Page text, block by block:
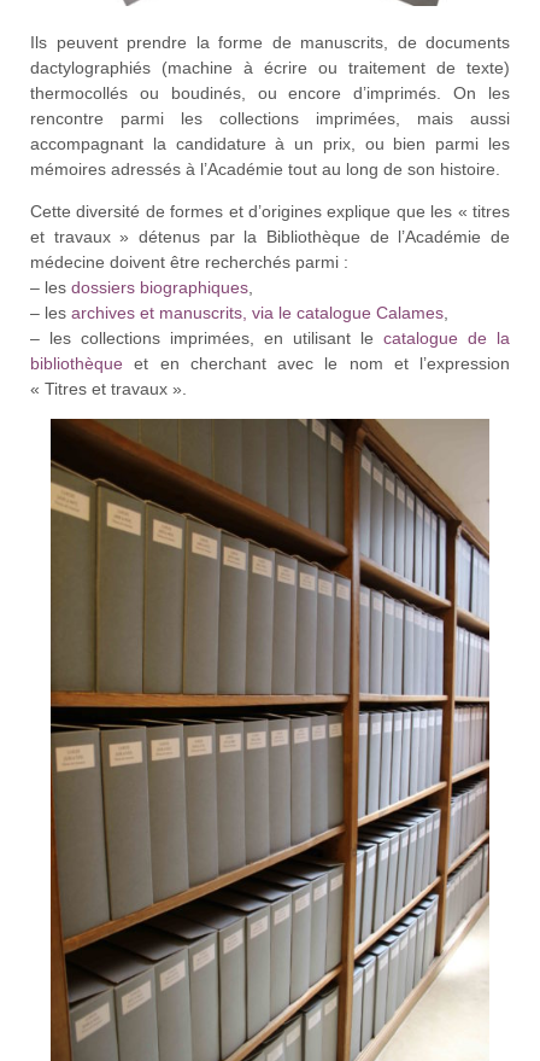
Ils peuvent prendre la forme de manuscrits, de documents
dactylographiés (machine à écrire ou traitement de texte)
thermocollés ou boudinés, ou encore d’imprimés. On les
rencontre parmi les collections imprimées, mais aussi
accompagnant la candidature à un prix, ou bien parmi les
mémoires adressés à l’Académie tout au long de son histoire.
Cette diversité de formes et d’origines explique que les « titres
et travaux » détenus par la Bibliothèque de l’Académie de
médecine doivent être recherchés parmi :
– les dossiers biographiques
– les archives et manuscrits, via le catalogue Calames
– les collections imprimées, en utilisant le catalogue de la
bibliothèque et en cherchant avec le nom et l’expression
« Titres et travaux ».